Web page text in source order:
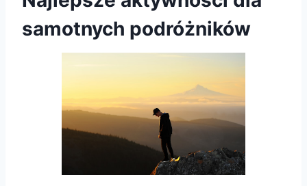
samotnych podróżników